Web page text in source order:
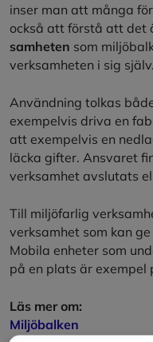
inser man att många
också att förstå att det
samheten som
verksamheten i sig själv.
Användning tolkas
exempelvis driva en
att exempelvis en
läcka gifter. Ansvaret
verksamhet avslutats
Till miljöfarlig
verksamhet som kan
Mobila enheter som
på en plats är exempel
Läs mer om:
Miljöbalken